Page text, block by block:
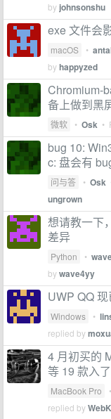
by johnsonshu
exe 文件会
macOS •
byhappyzed
Chromium-
备上做到黑
微软 • Osk •
bug 10:
c: 盘会有
问与答 • Osk
ungrown
想请教一下
差异
Python •
bywave4yy
UWP QQ
Windows •
replied by
4 月初买的
等 19 款入
MacBook Pro •
replied by